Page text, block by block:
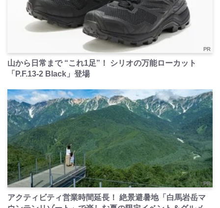
PR
山から日常まで “これ1足”！ シリオの万能ローカット
「P.F.13-2 Black」登場
PR
アクティビティ営業時間延長！ 絶景避暑地「白馬岩岳マ